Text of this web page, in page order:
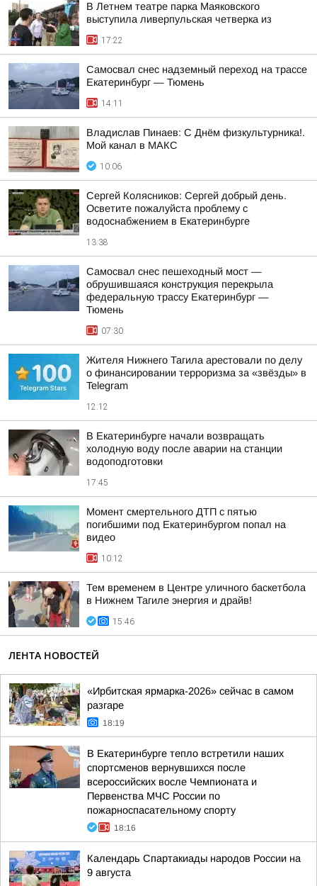
В Летнем театре парка Маяковского
выступила ливерпульская четверка из
17:22
Самосвал снес надземный переход на трассе
Екатеринбург — Тюмень
14:11
Владислав Пинаев: С Днём физкультурника!.
Мой канал в МАКС
10:06
Сергей Колясников: Сергей добрый день.
Осветите пожалуйста проблему с
водоснабжением в Екатеринбурге
13:38
Самосвал снес пешеходный мост —
обрушившаяся конструкция перекрыла
федеральную трассу Екатеринбург —
Тюмень
07:30
Жителя Нижнего Тагила арестовали по делу
о финансировании терроризма за «звёзды» в
Telegram
12:12
В Екатеринбурге начали возвращать
холодную воду после аварии на станции
водоподготовки
17:45
Момент смертельного ДТП с пятью
погибшими под Екатеринбургом попал на
видео
10:12
Тем временем в Центре уличного баскетбола
в Нижнем Тагиле энергия и драйв!
15:46
ЛЕНТА НОВОСТЕЙ
«Ирбитская ярмарка-2026» сейчас в самом
разгаре
18:19
В Екатеринбурге тепло встретили наших
спортсменов вернувшихся после
всероссийских восле Чемпионата и
Первенства МЧС России по
пожарноспасательному спорту
18:16
Календарь Спартакиады народов России на
9 августа